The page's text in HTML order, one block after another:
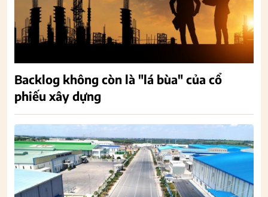
Backlog không còn là "lá bùa" của cổ
phiếu xây dựng